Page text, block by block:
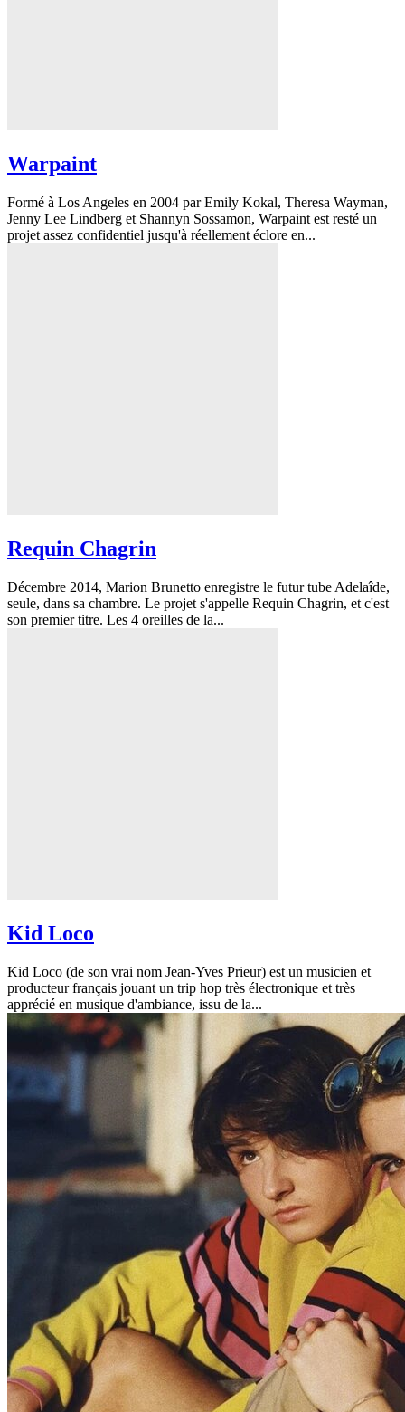
Warpaint
Formé à Los Angeles en 2004 par Emily Kokal, Theresa Wayman,
Jenny Lee Lindberg et Shannyn Sossamon, Warpaint est resté un
projet assez confidentiel jusqu'à réellement éclore en...
Requin Chagrin
Décembre 2014, Marion Brunetto enregistre le futur tube Adelaîde,
seule, dans sa chambre. Le projet s'appelle Requin Chagrin, et c'est
son premier titre. Les 4 oreilles de la...
Kid Loco
Kid Loco (de son vrai nom Jean-Yves Prieur) est un musicien et
producteur français jouant un trip hop très électronique et très
apprécié en musique d'ambiance, issu de la...